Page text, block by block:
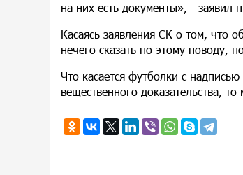
на них есть документы», - заявил
Касаясь заявления СК о том, что
нечего сказать по этому поводу,
Что касается футболки с
вещественного доказательства,